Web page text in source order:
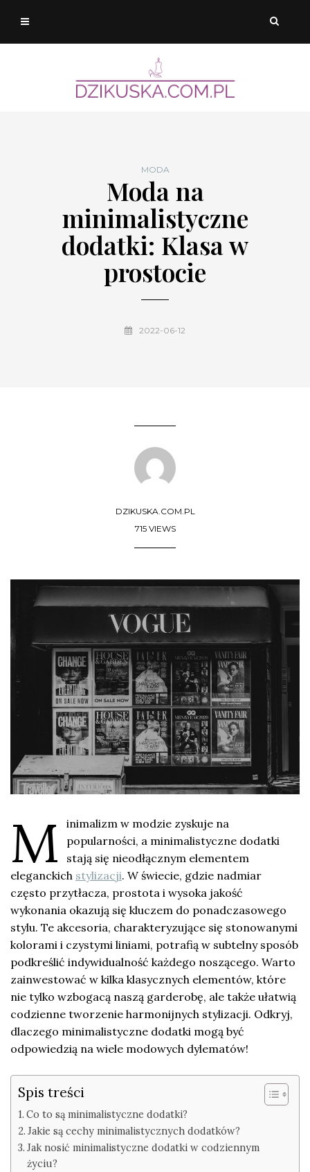
MODA
Moda na
minimalistyczne
dodatki: Klasa w
prostocie
2022-06-12
DZIKUSKA.COM.PL
715 VIEWS
M
inimalizm w modzie zyskuje na
popularności, a minimalistyczne dodatki
stają się nieodłącznym elementem
eleganckich stylizacji. W świecie, gdzie nadmiar
często przytłacza, prostota i wysoka jakość
wykonania okazują się kluczem do ponadczasowego
stylu. Te akcesoria, charakteryzujące się stonowanymi
kolorami i czystymi liniami, potrafią w subtelny sposób
podkreślić indywidualność każdego noszącego. Warto
zainwestować w kilka klasycznych elementów, które
nie tylko wzbogacą naszą garderobę, ale także ułatwią
codzienne tworzenie harmonijnych stylizacji. Odkryj,
dlaczego minimalistyczne dodatki mogą być
odpowiedzią na wiele modowych dylematów!
Spis treści
Co to są minimalistyczne dodatki?
Jakie są cechy minimalistycznych dodatków?
Jak nosić minimalistyczne dodatki w codziennym
życiu?